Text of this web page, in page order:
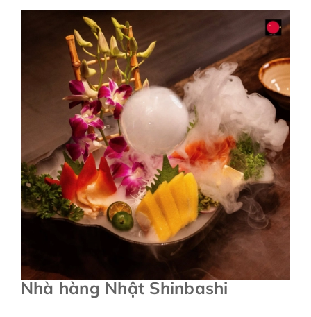
Nhà hàng Nhật Shinbashi